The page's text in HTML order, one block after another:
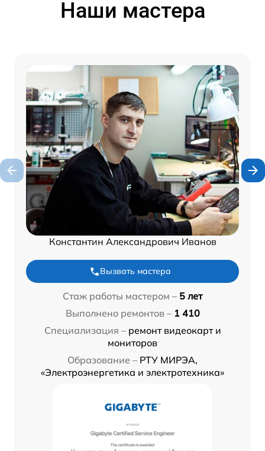
Наши мастера
Константин Александрович Иванов
Вызвать мастера
Стаж работы мастером – 5 лет
Выполнено ремонтов – 1 410
Специализация – ремонт видеокарт и
мониторов
Образование – РТУ МИРЭА,
«Электроэнергетика и электротехника»